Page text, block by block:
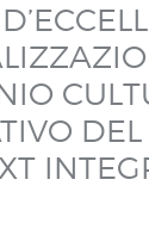
DEL